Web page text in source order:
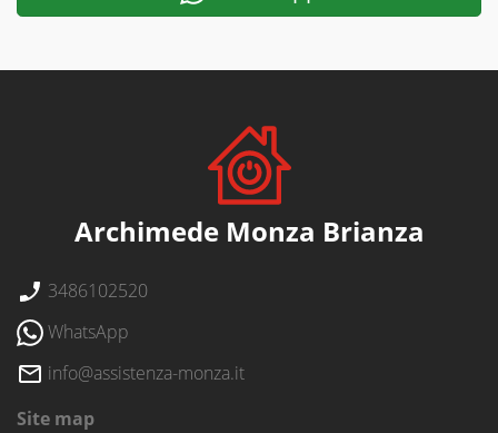
Archimede Monza Brianza
3486102520
WhatsApp
info@assistenza-monza.it
Site map